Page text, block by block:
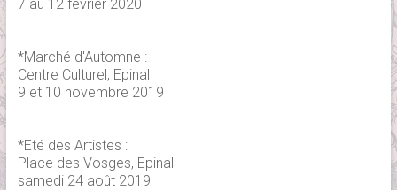
7 au 12 février 2020
*Marché d'Automne :
Centre Culturel, Epinal
9 et 10 novembre 2019
*Eté des Artistes :
Place des Vosges, Epinal
samedi 24 août 2019